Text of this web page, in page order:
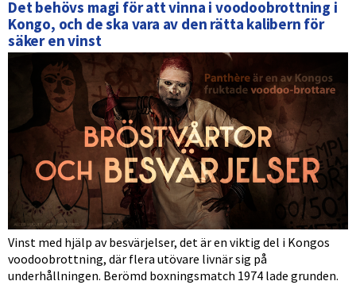
Det behövs magi för att vinna i voodoobrottning i
Kongo, och de ska vara av den rätta kalibern för
säker en vinst
Vinst med hjälp av besvärjelser, det är en viktig del i Kongos
voodoobrottning, där flera utövare livnär sig på
underhållningen. Berömd boxningsmatch 1974 lade grunden.